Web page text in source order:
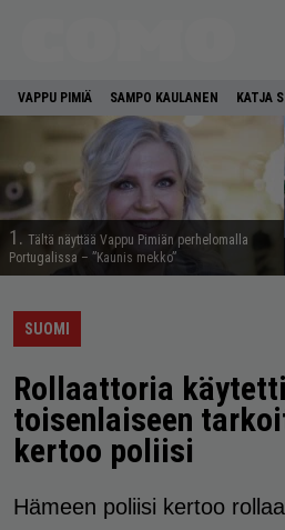
VAPPU PIMIÄ SAMPO KAULANEN KATJA
1. Tältä näyttää Vappu Pimiän perhelomalla
Portugalissa – ”Kaunis mekko”
SUOMI
Rollaattoria
toisenlaiseen
kertoo poliisi
Hämeen poliisi kertoo